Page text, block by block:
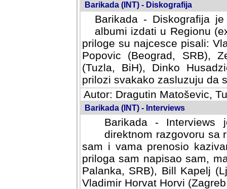
Barikada (INT) - Diskografija
Barikada - Diskografija
albumi izdati u Regionu
priloge su najcesce pisali:
Popovic (Beograd, SRB),
(Tuzla, BiH), Dinko
prilozi svakako zasluzuju da
Autor: Dragutin Matoševic,
Barikada (INT) - Interviews
Barikada -
direktnom razgovoru sa
sam i vama prenosio
priloga sam napisao sam,
Palanka, SRB), Bill Kapelj
Vladimir Horvat Horvi